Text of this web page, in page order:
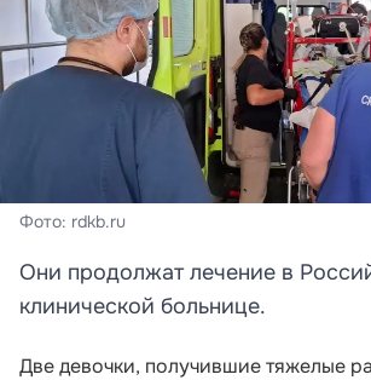
Фото: rdkb.ru
Они продолжат лечение в
клинической больнице.
Две девочки, получившие тяжелые